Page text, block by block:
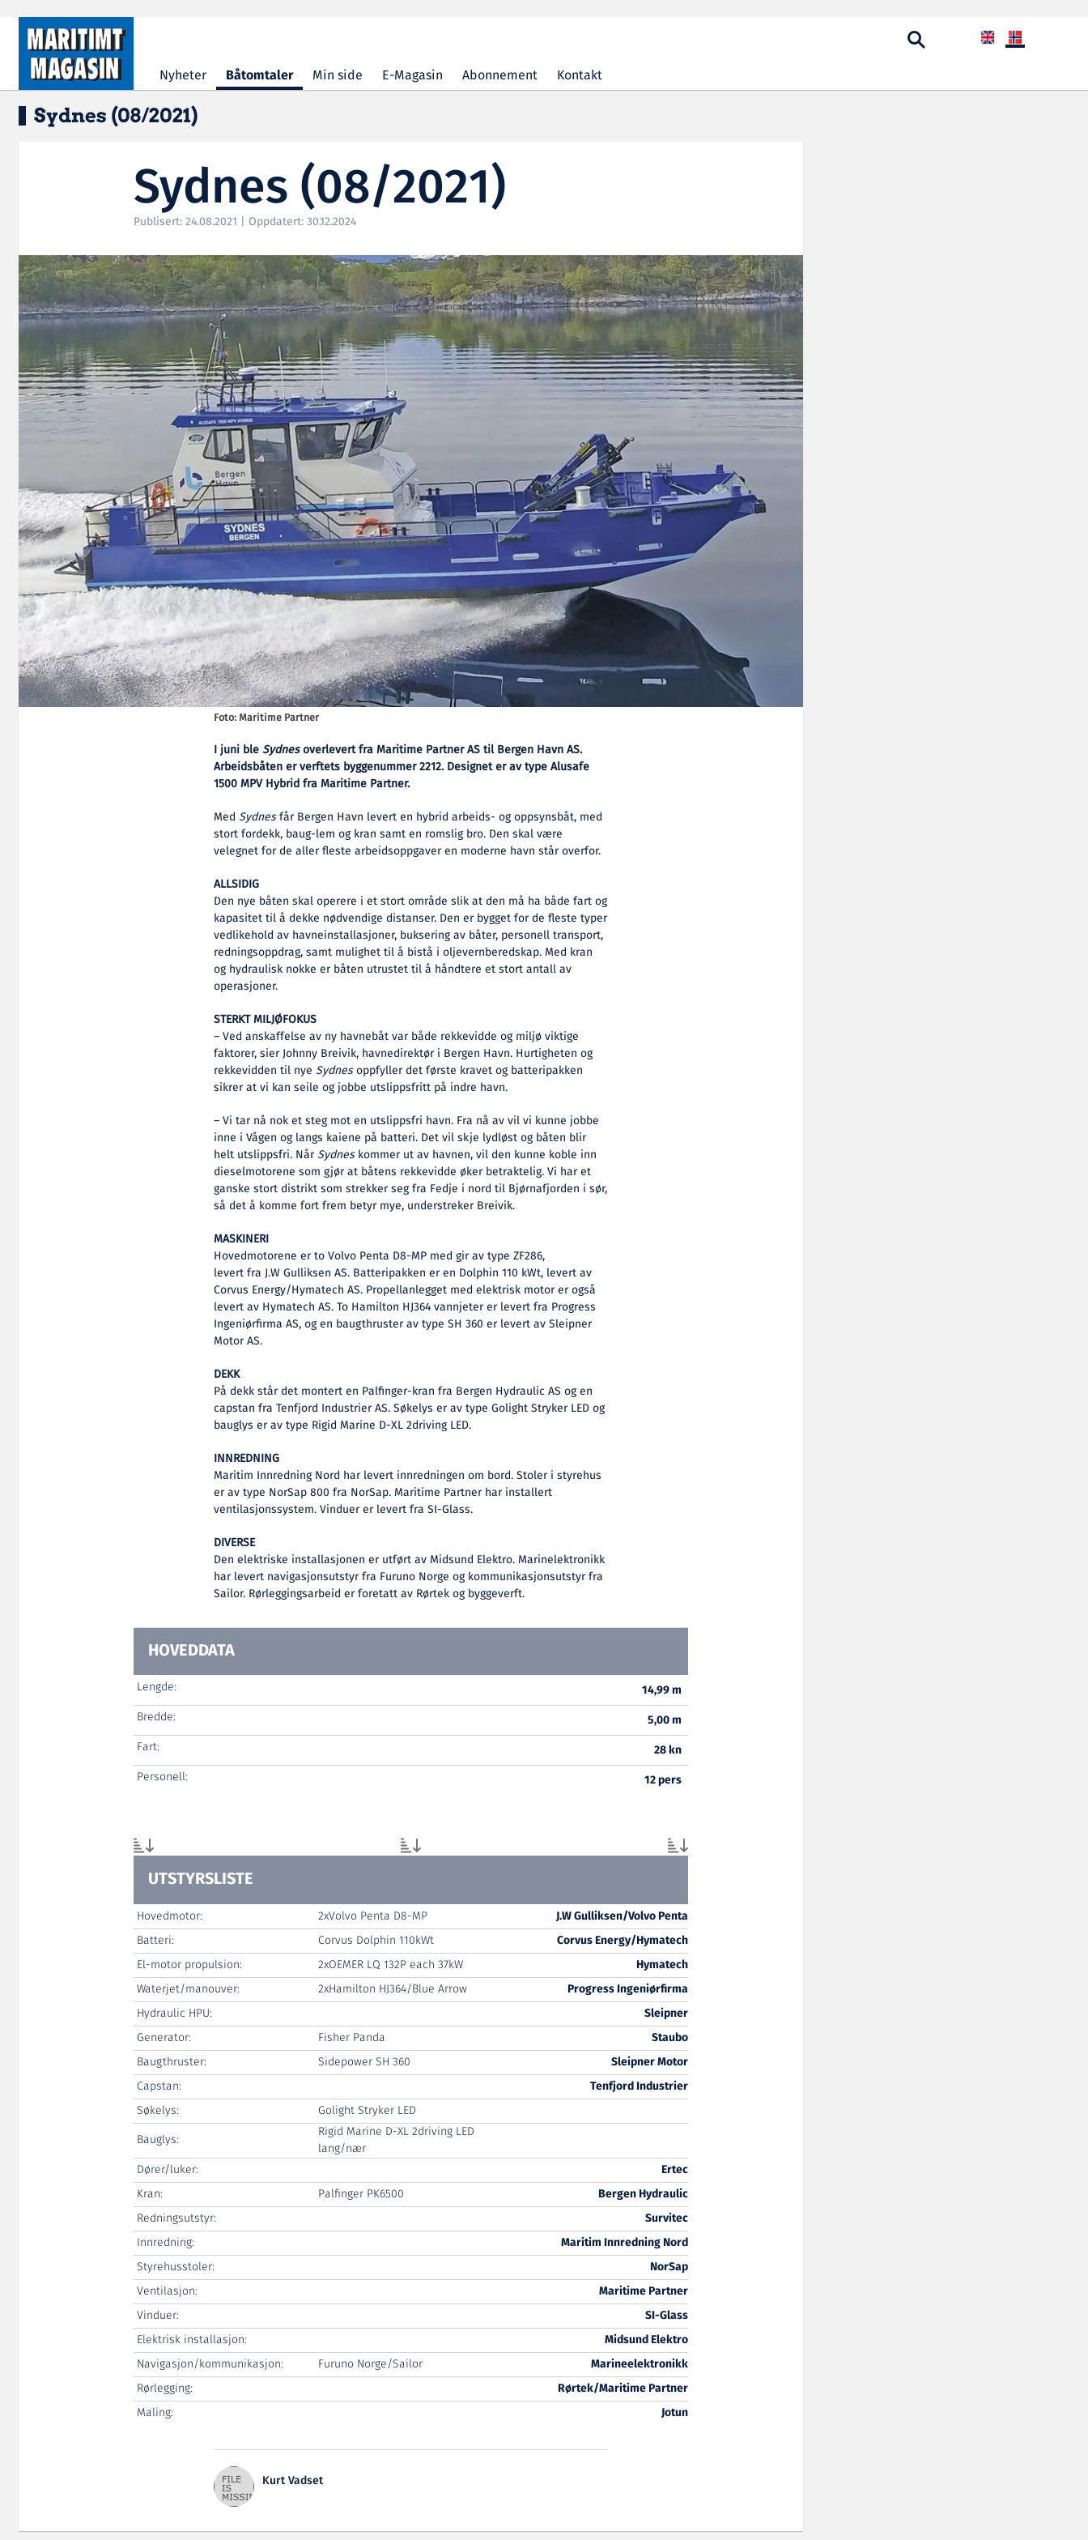
Hopp til hovedinnhold
Nyheter Båtomtaler Min side E-Magasin Abonnement Kontakt
Sydnes (08/2021)
Sydnes (08/2021)
Publisert: 24.08.2021 | Oppdatert: 30.12.2024
Foto: Maritime Partner
I juni bleSydnesoverlevert fra Maritime Partner AS til Bergen Havn AS.
Arbeidsbåten er verftets byggenummer 2212. Designet er av type Alusafe
1500 MPV Hybrid fra Maritime Partner.
Med Sydnesfår Bergen Havn levert en hybrid arbeids- og oppsynsbåt, med
stort fordekk, baug-lem og kran samt en romslig bro. Den skal være
velegnet for de aller fleste arbeidsoppgaver en moderne havn står overfor.
ALLSIDIG
Den nye båten skal operere i et stort område slik at den må ha både fart og
kapasitet til å dekke nødvendige distanser. Den er bygget for de fleste typer
vedlikehold av havneinstallasjoner, buksering av båter, personell transport,
redningsoppdrag, samt mulighet til å bistå i oljevernberedskap. Med kran
og hydraulisk nokke er båten utrustet til å håndtere et stort antall av
operasjoner.
STERKT MILJØFOKUS
– Ved anskaffelse av ny havnebåt var både rekkevidde og miljø viktige
faktorer, sier Johnny Breivik, havnedirektør i Bergen Havn. Hurtigheten og
rekkevidden til nye Sydnesoppfyller det første kravet og batteripakken
sikrer at vi kan seile og jobbe utslippsfritt på indre havn.
– Vi tar nå nok et steg mot en utslippsfri havn. Fra nå av vil vi kunne jobbe
inne i Vågen og langs kaiene på batteri. Det vil skje lydløst og båten blir
helt utslippsfri. NårSydneskommer ut av havnen, vil den kunne koble inn
dieselmotorene som gjør at båtens rekkevidde øker betraktelig. Vi har et
ganske stort distrikt som strekker seg fra Fedje i nord til Bjørnafjorden i sør,
så det å komme fort frem betyr mye, understreker Breivik.
MASKINERI
Hovedmotorene er to Volvo Penta D8-MP med gir av type ZF286,
levert fra J.W Gulliksen AS. Batteripakken er en Dolphin 110 kWt, levert av
Corvus Energy/Hymatech AS. Propellanlegget med elektrisk motor er også
levert av Hymatech AS. To Hamilton HJ364 vannjeter er levert fra Progress
Ingeniørfirma AS, og en baugthruster av type SH 360 er levert av Sleipner
Motor AS.
DEKK
På dekk står det montert en Palfinger-kran fra Bergen Hydraulic AS og en
capstan fra Tenfjord Industrier AS. Søkelys er av type Golight Stryker LED og
bauglys er av type Rigid Marine D-XL 2driving LED.
INNREDNING
Maritim Innredning Nord har levert innredningen om bord. Stoler i styrehus
er av type NorSap 800 fra NorSap. Maritime Partner har installert
ventilasjonssystem. Vinduer er levert fra SI-Glass.
DIVERSE
Den elektriske installasjonen er utført av Midsund Elektro. Marinelektronikk
har levert navigasjonsutstyr fra Furuno Norge og kommunikasjonsutstyr fra
Sailor. Rørleggingsarbeid er foretatt av Rørtek og byggeverft.
HOVEDDATA
Lengde:
14,99 m
Bredde:
5,00 m
Fart:
28 kn
Personell:
12 pers
UTSTYRSLISTE
Hovedmotor: 2xVolvo Penta D8-MP
J.W Gulliksen/Volvo Penta
Batteri:
Corvus Dolphin 110kWt
Corvus Energy/Hymatech
El-motor propulsion:
2xOEMER LQ 132P each 37kW
Hymatech
Waterjet/manouver:
2xHamilton HJ364/Blue Arrow
Progress Ingeniørfirma
Hydraulic HPU:
Sleipner
Generator:
Fisher Panda
Staubo
Baugthruster:
Sidepower SH 360
Sleipner Motor
Capstan:
Tenfjord Industrier
Søkelys:
Golight Stryker LED
Bauglys:
Rigid Marine D-XL 2driving LED
lang/nær
Dører/luker:
Ertec
Kran:
Palfinger PK6500
Bergen Hydraulic
Redningsutstyr:
Survitec
Innredning:
Maritim Innredning Nord
Styrehusstoler:
NorSap
Ventilasjon:
Maritime Partner
Vinduer:
SI-Glass
Elektrisk installasjon:
Midsund Elektro
Navigasjon/kommunikasjon:
Furuno Norge/Sailor
Marineelektronikk
Rørlegging:
Rørtek/Maritime Partner
Maling:
Jotun
Kurt Vadset